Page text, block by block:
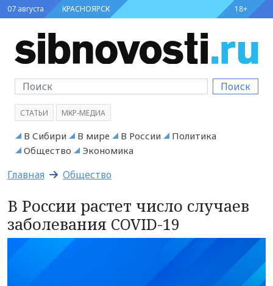
07 августа КРАСНОЯРСК 18+
Поиск
СТАТЬИ МКР-МЕДИА
В Сибири В мире В России
Политика
Общество
Экономика
Главная Общество
В России растет число случаев
заболевания COVID-19